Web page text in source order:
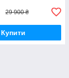
29 900 ₴
Купити